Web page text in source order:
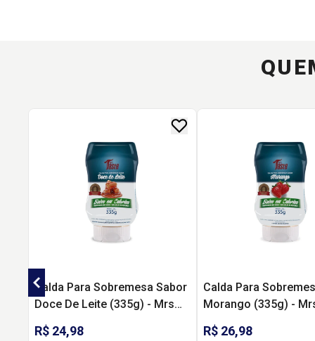
Calda Para Sobremesa Sabor
Doce De Leite (335g) - Mrs
R$ 24,98
Calda Para
Morango (335g) -
R$ 26,98